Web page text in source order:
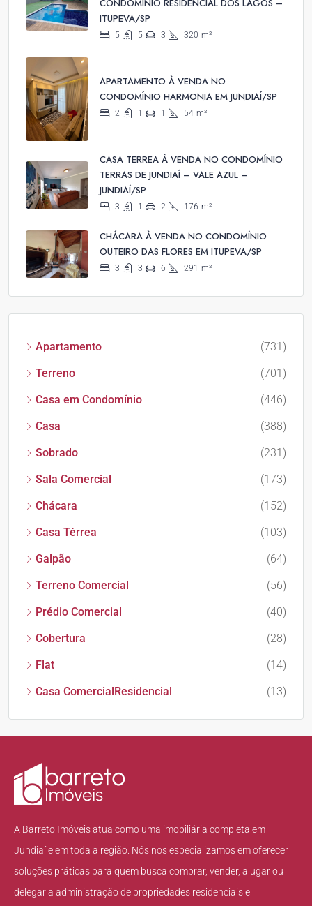
CONDOMÍNIO RESIDENCIAL DOS LAGOS –
ITUPEVA/SP
5 5 3 320 m²
APARTAMENTO À VENDA NO
CONDOMÍNIO HARMONIA EM JUNDIAÍ/SP
2 1 1 54 m²
CASA TERREA À VENDA NO CONDOMÍNIO
TERRAS DE JUNDIAÍ – VALE AZUL –
JUNDIAÍ/SP
3 1 2 176 m²
CHÁCARA À VENDA NO CONDOMÍNIO
OUTEIRO DAS FLORES EM ITUPEVA/SP
3 3 6 291 m²
Apartamento
(731)
Terreno
(701)
Casa em Condomínio
(446)
Casa
(388)
Sobrado
(231)
Sala Comercial
(173)
Chácara
(152)
Casa Térrea
(103)
Galpão
(64)
Terreno Comercial
(56)
Prédio Comercial
(40)
Cobertura
(28)
Flat
(14)
Casa ComercialResidencial
(13)
A Barreto Imóveis atua como uma imobiliária completa em
Jundiaí e em toda a região. Nós nos especializamos em oferecer
soluções práticas para quem busca comprar, vender, alugar ou
delegar a administração de propriedades residenciais e